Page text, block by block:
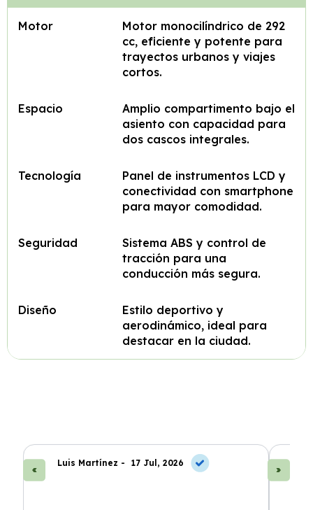
Motor
Motor monocilíndrico de 292
cc, eficiente y potente para
trayectos urbanos y viajes
cortos.
Espacio
Amplio compartimento bajo el
asiento con capacidad para
dos cascos integrales.
Tecnología
Panel de instrumentos LCD y
conectividad con smartphone
para mayor comodidad.
Seguridad
Sistema ABS y control de
tracción para una
conducción más segura.
Diseño
Estilo deportivo y
aerodinámico, ideal para
destacar en la ciudad.
Luis Martínez - 17 Jul, 2026